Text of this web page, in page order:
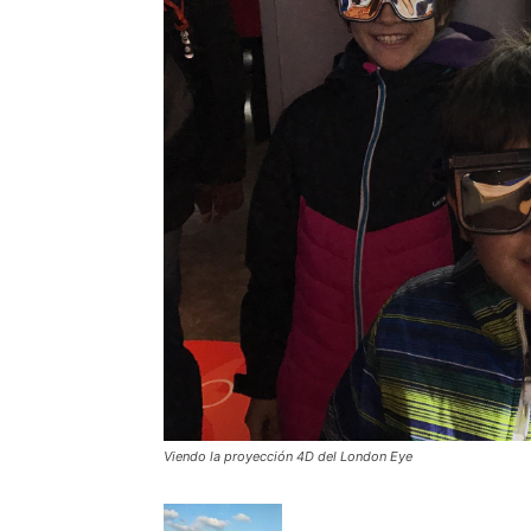
Viendo la proyección 4D del London Eye